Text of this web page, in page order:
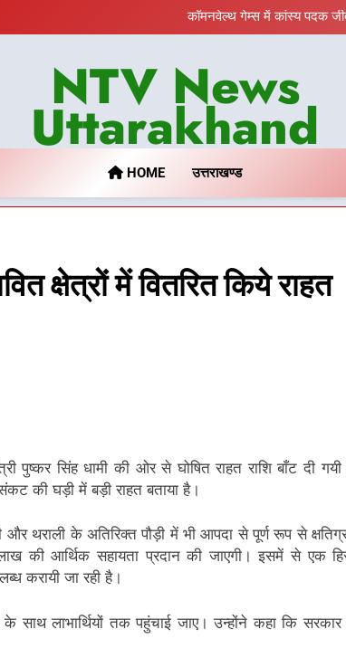
कॉमनवेल्थ गेम्स में कांस्य पदक
कॉमनवेल्थ गेम्स में कांस्य पदक
NTV News
Uttarakhand
HOME उत्तराखण्ड
क्षेत्रों में वितरित किये राहत
पुष्कर सिंह धामी की ओर से घोषित राहत राशि बाँट दी गयी
की घड़ी में बड़ी राहत बताया है।
थराली के अतिरिक्त पौड़ी में भी आपदा से पूर्ण रूप से
की आर्थिक सहायता प्रदान की जाएगी। इसमें से एक
करायी जा रही है।
के साथ लाभार्थियों तक पहुंचाई जाए। उन्होंने कहा कि